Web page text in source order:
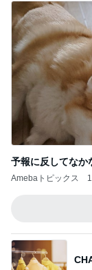
予報に反してなか
Amebaトピックス